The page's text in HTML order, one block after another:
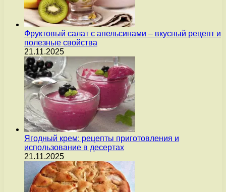
Фруктовый салат с апельсинами – вкусный рецепт и
полезные свойства
21.11.2025
Ягодный крем: рецепты приготовления и
использование в десертах
21.11.2025